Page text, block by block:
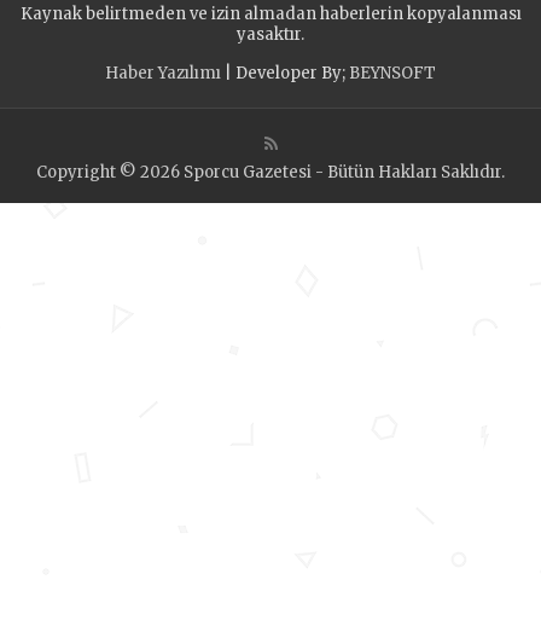
Kaynak belirtmeden ve izin almadan haberlerin kopyalanması
yasaktır.
Haber Yazılımı | Developer By; BEYNSOFT
Copyright © 2026 Sporcu Gazetesi - Bütün Hakları Saklıdır.